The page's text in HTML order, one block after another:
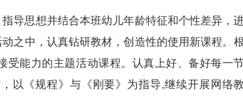
导思想并结合本班幼儿年龄特征和个性差异，
之中，认真钻研教材，创造性的使用新课程。
受能力的主题活动课程。认真上好、备好每一
以《规程》与《刚要》为指导,继续开展网络教